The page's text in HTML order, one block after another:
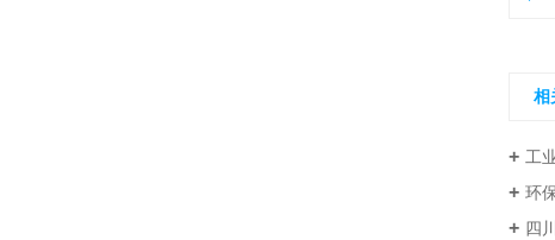
相
工
环
四